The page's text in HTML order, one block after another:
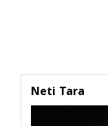
Neti Tara